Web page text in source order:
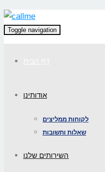
Toggle navigation
אודותינו
לקוחות ממליצים
שאלות ותשובות
השירותים שלנו